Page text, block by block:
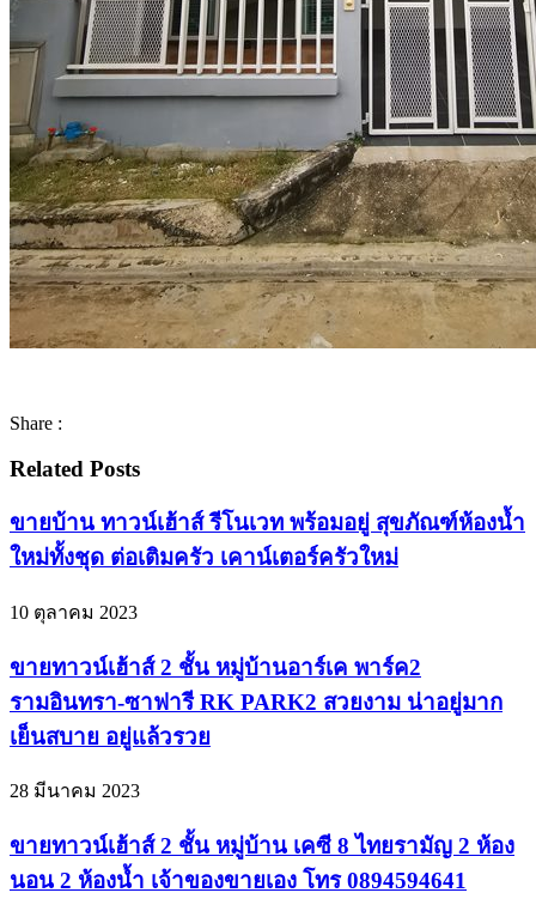
Share :
Related Posts
ขายบ้าน ทาวน์เฮ้าส์ รีโนเวท พร้อมอยู่ สุขภัณฑ์ห้องน้ำ
ใหม่ทั้งชุด ต่อเติมครัว เคาน์เตอร์ครัวใหม่
10 ตุลาคม 2023
ขายทาวน์เฮ้าส์ 2 ชั้น หมู่บ้านอาร์เค พาร์ค2
รามอินทรา-ซาฟารี RK PARK2 สวยงาม น่าอยู่มาก
เย็นสบาย อยู่แล้วรวย
28 มีนาคม 2023
ขายทาวน์เฮ้าส์ 2 ชั้น หมู่บ้าน เคซี 8 ไทยรามัญ 2 ห้อง
นอน 2 ห้องน้ำ เจ้าของขายเอง โทร 0894594641